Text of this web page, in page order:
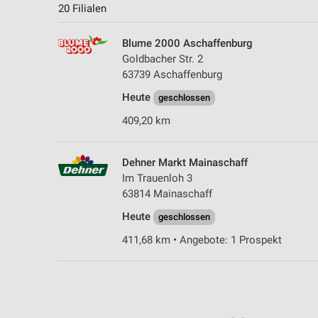
20 Filialen
Blume 2000 Aschaffenburg
Goldbacher Str. 2
63739 Aschaffenburg
Heute
geschlossen
409,20 km
Dehner Markt Mainaschaff
Im Trauenloh 3
63814 Mainaschaff
Heute
geschlossen
411,68 km • Angebote: 1 Prospekt